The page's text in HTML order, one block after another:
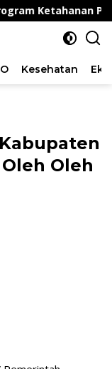
Ketahanan Pangan
Kesehatan
Oleh